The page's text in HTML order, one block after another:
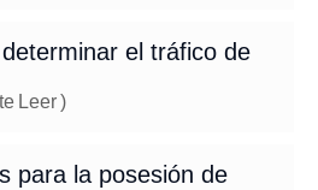
el tráfico de
Leer)
para la posesión de